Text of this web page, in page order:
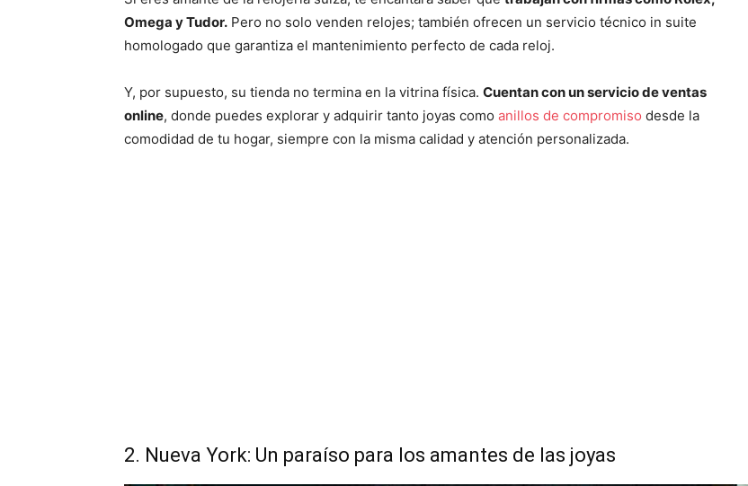
Omega y Tudor. Pero no solo venden relojes; también ofrecen un servicio técnico in suite
homologado que garantiza el mantenimiento perfecto de cada reloj.
Y, por supuesto, su tienda no termina en la vitrina física. Cuentan con un servicio de ventas
online, donde puedes explorar y adquirir tanto joyas como anillos de compromiso desde la
comodidad de tu hogar, siempre con la misma calidad y atención personalizada.
2. Nueva York: Un paraíso para los amantes de las joyas